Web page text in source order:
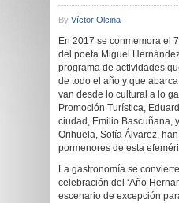
By Víctor Olcina
En 2017 se conmemora el
del poeta Miguel
programa de actividades
de todo el año y que
van desde lo cultural a lo
Promoción Turística,
ciudad, Emilio Bascuñana,
Orihuela, Sofía Álvarez,
pormenores de esta
La gastronomía se
celebración del ‘Año
escenario de excepción